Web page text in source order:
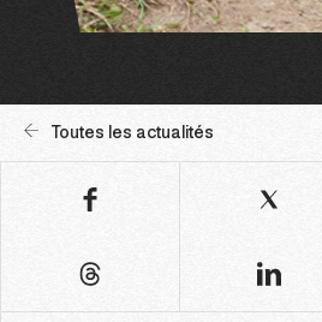
Toutes les actualités